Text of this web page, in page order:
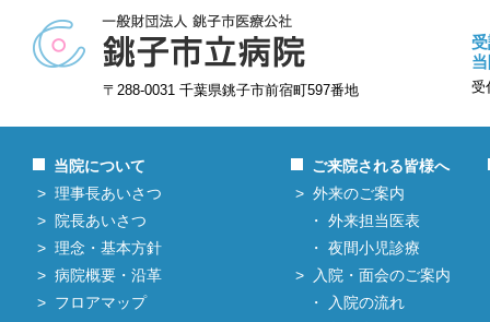
〒288-0031 千葉県銚子市前宿町597番地 受
当院について
理事長あいさつ
院長あいさつ
理念・基本方針
病院概要・沿革
フロアマップ
ご来院される皆様へ
外来のご案内
外来担当医表
夜間小児診療
入院・面会のご案内
入院の流れ